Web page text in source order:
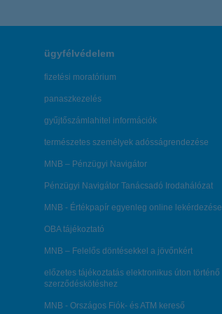
ügyfélvédelem
fizetési moratórium
panaszkezelés
gyűjtőszámlahitel információk
természetes személyek adósságrendezése
MNB – Pénzügyi Navigátor
Pénzügyi Navigátor Tanácsadó Irodahálózat
MNB - Értékpapír egyenleg online lekérdezése
OBA tájékoztató
MNB – Felelős döntésekkel a jövőnkért
előzetes tájékoztatás elektronikus úton történő
szerződéskötéshez
MNB - Országos Fiók- és ATM kereső